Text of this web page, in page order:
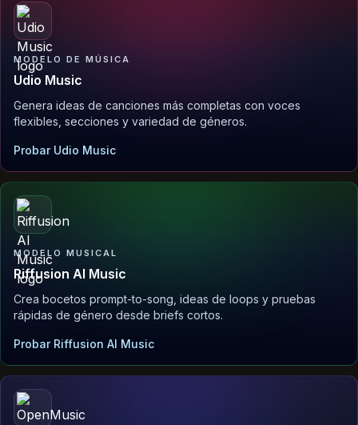
MODELO DE MÚSICA
Udio Music
Genera ideas de canciones más completas con voces
flexibles, secciones y variedad de géneros.
Probar Udio Music
MODELO MUSICAL
Riffusion AI Music
Crea bocetos prompt-to-song, ideas de loops y pruebas
rápidas de género desde briefs cortos.
Probar Riffusion AI Music